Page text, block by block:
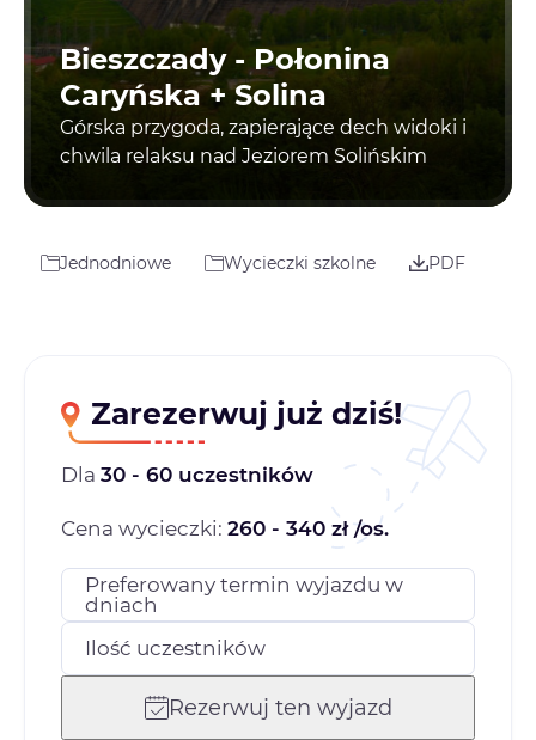
Bieszczady - Połonina
Caryńska + Solina
Górska przygoda, zapierające dech widoki i
chwila relaksu nad Jeziorem Solińskim
Jednodniowe Wycieczki szkolne PDF
Zarezerwuj już dziś!
Dla 30 - 60 uczestników
Cena wycieczki: 260 - 340 zł /os.
Preferowany termin wyjazdu w
dniach
Ilość uczestników
Rezerwuj ten wyjazd